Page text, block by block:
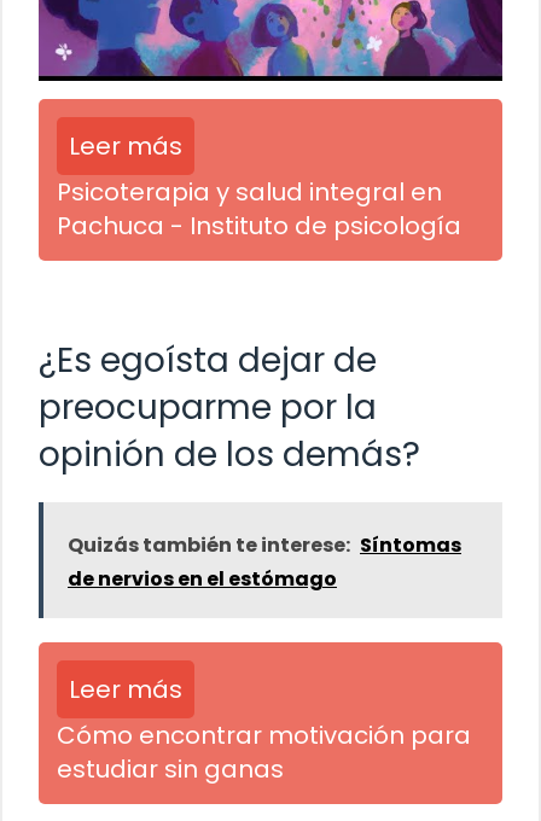
Leer más
Psicoterapia y salud integral en
Pachuca - Instituto de psicología
¿Es egoísta dejar de
preocuparme por la
opinión de los demás?
Quizás también te interese: Síntomas
de nervios en el estómago
Leer más
Cómo encontrar motivación para
estudiar sin ganas